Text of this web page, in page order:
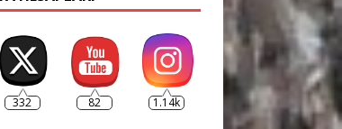
332 82 1.14k